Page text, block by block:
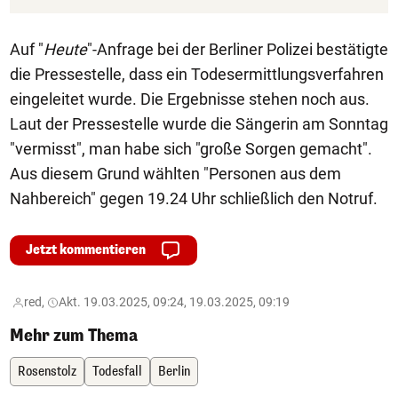
Auf "Heute"-Anfrage bei der Berliner Polizei bestätigte
die Pressestelle, dass ein Todesermittlungsverfahren
eingeleitet wurde. Die Ergebnisse stehen noch aus.
Laut der Pressestelle wurde die Sängerin am Sonntag
"vermisst", man habe sich "große Sorgen gemacht".
Aus diesem Grund wählten "Personen aus dem
Nahbereich" gegen 19.24 Uhr schließlich den Notruf.
Jetzt kommentieren
red, Akt. 19.03.2025, 09:24, 19.03.2025, 09:19
Mehr zum Thema
Rosenstolz Todesfall Berlin